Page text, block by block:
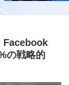
Facebook
の戦略的